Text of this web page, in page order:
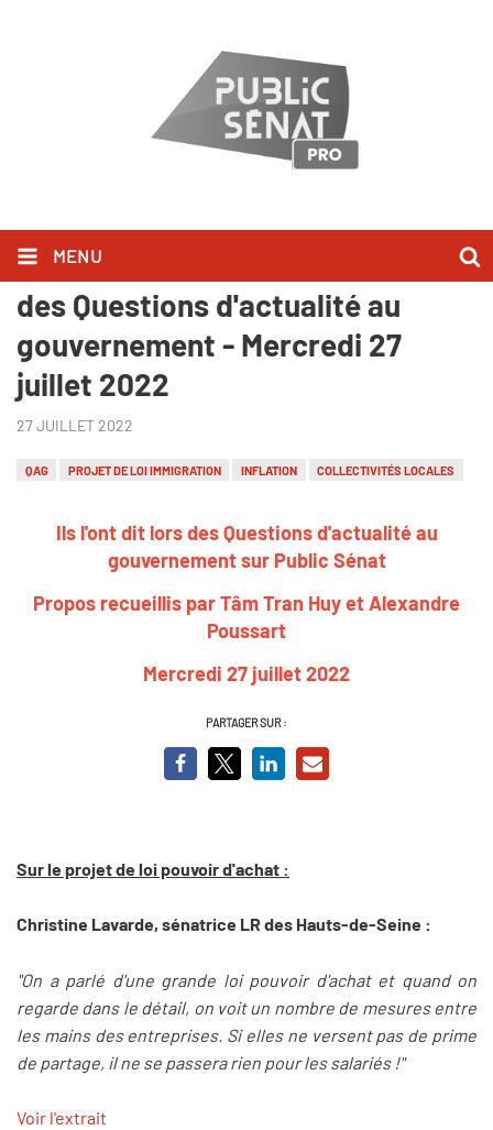
MENU
Ils l'ont dit sur Public Sénat lors
des Questions d'actualité au
gouvernement - Mercredi 27
juillet 2022
27 JUILLET 2022
QAG PROJET DE LOI IMMIGRATION INFLATION COLLECTIVITÉS LOCALES
Ils l'ont dit lors des Questions d'actualité au
gouvernement sur Public Sénat
Propos recueillis par Tâm Tran Huy et Alexandre
Poussart
Mercredi 27 juillet 2022
PARTAGER SUR :
Sur le projet de loi pouvoir d'achat :
Christine Lavarde, sénatrice LR des Hauts-de-Seine :
"On a parlé d'une grande loi pouvoir d'achat et quand on
regarde dans le détail, on voit un nombre de mesures entre
les mains des entreprises. Si elles ne versent pas de prime
de partage, il ne se passera rien pour les salariés !"
Voir l'extrait